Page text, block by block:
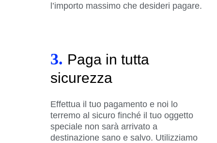
l’importo massimo che desideri pagare.
3. Paga in tutta
sicurezza
Effettua il tuo pagamento e noi lo
terremo al sicuro finché il tuo oggetto
speciale non sarà arrivato a
destinazione sano e salvo. Utilizziamo